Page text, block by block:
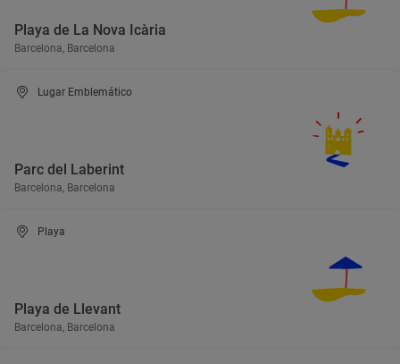
Playa de La Nova Icària
Barcelona, Barcelona
Lugar Emblemático
Parc del Laberint
Barcelona, Barcelona
Playa
Playa de Llevant
Barcelona, Barcelona